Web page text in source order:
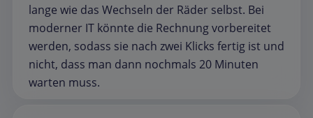
lange wie das Wechseln der Räder selbst. Bei
moderner IT könnte die Rechnung vorbereitet
werden, sodass sie nach zwei Klicks fertig ist und
nicht, dass man dann nochmals 20 Minuten
warten muss.